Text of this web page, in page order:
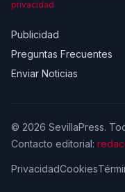
privacidad
Publicidad
Preguntas Frecuentes
Enviar Noticias
© 2026 SevillaPress.
Contacto editorial:
PrivacidadCookies